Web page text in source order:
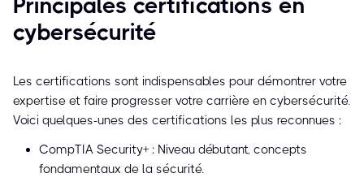
Principales certifications en
cybersécurité
Les certifications sont indispensables pour démontrer votre
expertise et faire progresser votre carrière en cybersécurité.
Voici quelques-unes des certifications les plus reconnues :
CompTIA Security+ : Niveau débutant, concepts
fondamentaux de la sécurité.